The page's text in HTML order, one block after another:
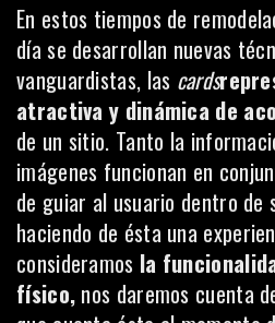
En estos tiempos de
día se desarrollan nuevas
vanguardistas, las cards
atractiva y dinámica de
de un sitio. Tanto la
imágenes funcionan en
de guiar al usuario dentro de
haciendo de ésta una
consideramos la
físico, nos daremos cuenta